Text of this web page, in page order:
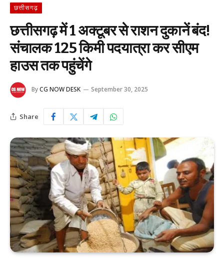
छत्तीसगढ़
छत्तीसगढ़ में 1 अक्टूबर से राशन दुकानें बंद!
संचालक 125 किमी पदयात्रा कर सीएम
हाउस तक पहुंचेंगे
ByCG NOW DESK September 30, 2025
Share